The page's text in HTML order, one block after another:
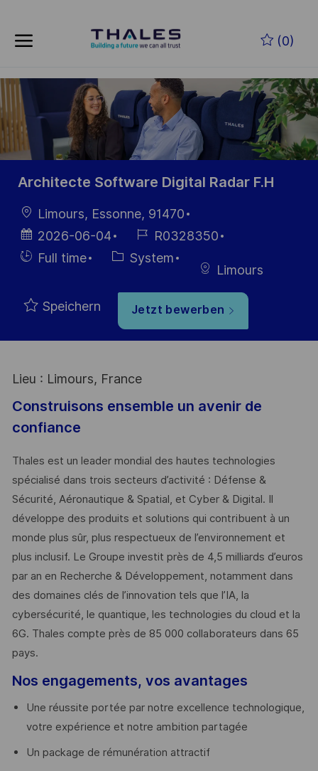
(0)
-
Architecte Software Digital Radar F.H
Ort
Limours, Essonne, 91470
Datum der
Veröffentlichung
2026-06-04
Job-
ID
R0328350
Einstellunngstyp
Full time Kategorie
System
Limours
Speichern Jetzt bewerben
Lieu : Limours, France
Construisons ensemble un avenir de
confiance
Thales est un leader mondial des hautes technologies
spécialisé dans trois secteurs d’activité : Défense &
Sécurité, Aéronautique & Spatial, et Cyber & Digital. Il
développe des produits et solutions qui contribuent à un
monde plus sûr, plus respectueux de l’environnement et
plus inclusif. Le Groupe investit près de 4,5 milliards d’euros
par an en Recherche & Développement, notamment dans
des domaines clés de l’innovation tels que l’IA, la
cybersécurité, le quantique, les technologies du cloud et la
6G. Thales compte près de 85 000 collaborateurs dans 65
pays. ​
Nos engagements, vos avantages
Une réussite portée par notre excellence technologique,
votre expérience et notre ambition partagée
Un package de rémunération attractif